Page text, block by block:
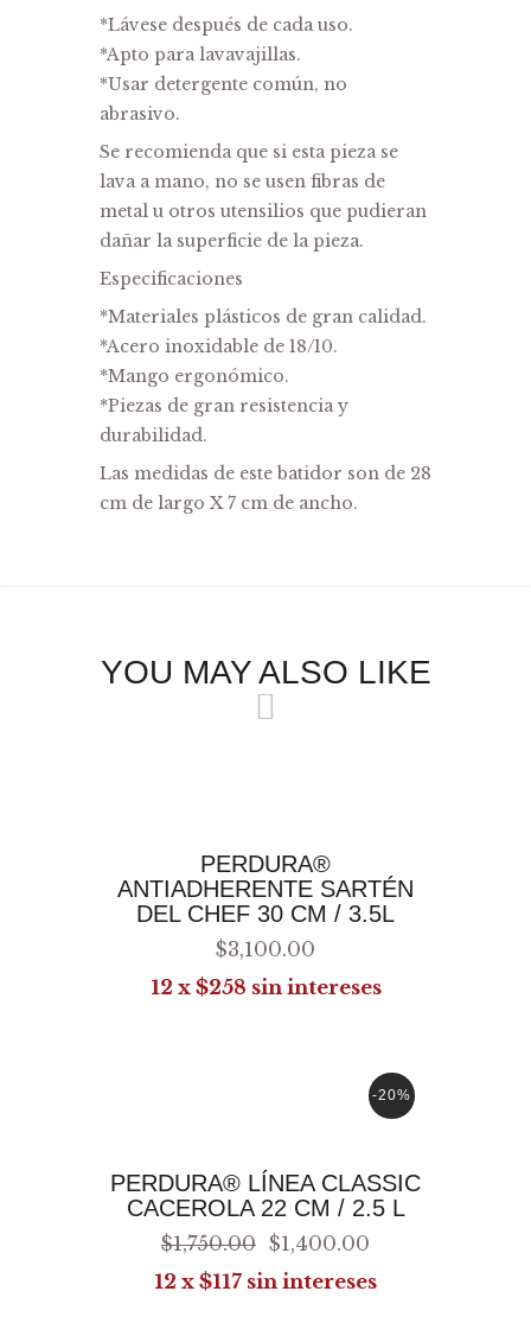
*Lávese después de cada uso.
*Apto para lavavajillas.
*Usar detergente común, no
abrasivo.
Se recomienda que si esta pieza se
lava a mano, no se usen fibras de
metal u otros utensilios que pudieran
dañar la superficie de la pieza.
Especificaciones
*Materiales plásticos de gran calidad.
*Acero inoxidable de 18/10.
*Mango ergonómico.
*Piezas de gran resistencia y
durabilidad.
Las medidas de este batidor son de 28
cm de largo X 7 cm de ancho.
YOU MAY ALSO LIKE
PERDURA®
ANTIADHERENTE SARTÉN
DEL CHEF 30 CM / 3.5L
$3,100.00
12 x $258 sin intereses
AGREGAR AL CARRITO
-20%
PERDURA® LÍNEA CLASSIC
CACEROLA 22 CM / 2.5 L
$1,750.00 $1,400.00
12 x $117 sin intereses